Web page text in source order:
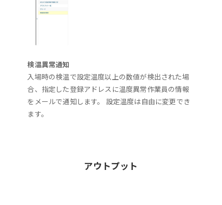
検温異常通知
入場時の検温で設定温度以上の数値が検出された場
合、指定した登録アドレスに温度異常作業員の情報
をメールで通知します。 設定温度は自由に変更でき
ます。
アウトプット